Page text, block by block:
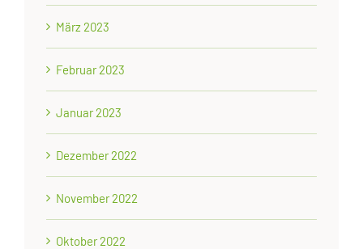
März 2023
Februar 2023
Januar 2023
Dezember 2022
November 2022
Oktober 2022